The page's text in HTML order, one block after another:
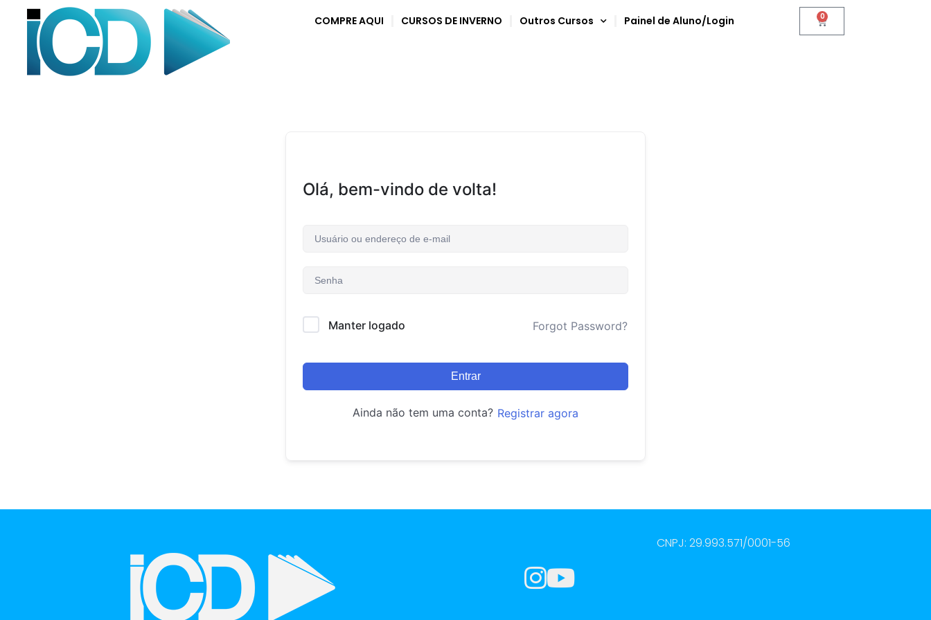
COMPRE AQUI CURSOS DE INVERNO Outros Cursos Painel de Aluno/Login 0
Olá, bem-vindo de volta!
Manter logado Forgot Password?
Entrar
Ainda não tem uma conta? Registrar agora
CNPJ: 29.993.571/0001-56